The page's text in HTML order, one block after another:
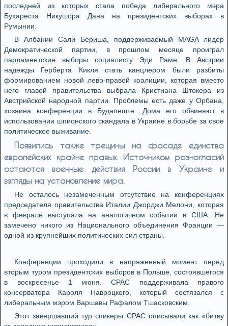
последней из которых стала победа либерального мэра
Бухареста Никушора Дана на президентских выборах в
Румынии.
В Албании Сали Бериша, поддерживаемый MAGA лидер
Демократической партии, в прошлом месяце проиграл
парламентские выборы социалисту Эди Раме. В Австрии
надежды Герберта Кикля стать канцлером были разбиты
формированием новой лево-правой коалиции, которая вместо
него главой правительства выбрала Кристиана Штокера из
Австрийской народной партии. Проблемы есть даже у Орбана,
хозяина конференции в Будапеште. Дома его обвиняют в
использовании шпионского скандала в Украине в борьбе за свое
политическое выживание.
Появились также трещины на фасаде единства
европейских крайне правых. Источником разногласий
остаются военные действия России в Украине и
взгляды на установление мира.
Не осталось незамеченным отсутствие на конференциях
председателя правительства Италии Джорджи Мелони, которая
в феврале выступала на аналогичном событии в США. Не
замечено никого из Национального объединения Франции —
одной из крупнейших политических сил страны.
Конференции проходили в напряженный момент перед
вторым туром президентских выборов в Польше, состоявшегося
в воскресенье 1 июня. CPAC поддерживала правого
консерватора Кароля Навроцкого, который состязался с
либеральным мэром Варшавы Рафалом Тшасковским.
Этот завершавший тур спикеры CPAC описывали как «битву